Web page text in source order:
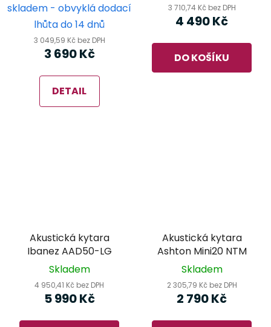
skladem - obvyklá dodací
lhůta do 14 dnů
3 049,59 Kč bez DPH
3 690 Kč
DETAIL
3 710,74 Kč bez DPH
4 490 Kč
DO KOŠÍKU
Akustická kytara
Ibanez AAD50-LG
Skladem
4 950,41 Kč bez DPH
5 990 Kč
Akustická kytara
Ashton Mini20 NTM
Skladem
2 305,79 Kč bez DPH
2 790 Kč